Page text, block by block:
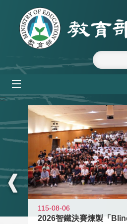
跳到主要內容區塊
:::
115-08-06
2026智鐵決賽煉製「